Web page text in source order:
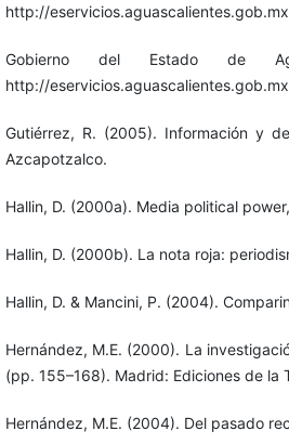
http://
Gobierno del Estado de
http://
Gutiérrez, R. (2005). Información y
Azcapotzalco.
Hallin, D. (2000a). Media political
Hallin, D. (2000b). La nota roja:
Hallin, D. & Mancini, P. (2004).
Hernández, M.E. (2000). La
(pp. 155–168). Madrid: Ediciones de la
Hernández, M.E. (2004). Del pasado